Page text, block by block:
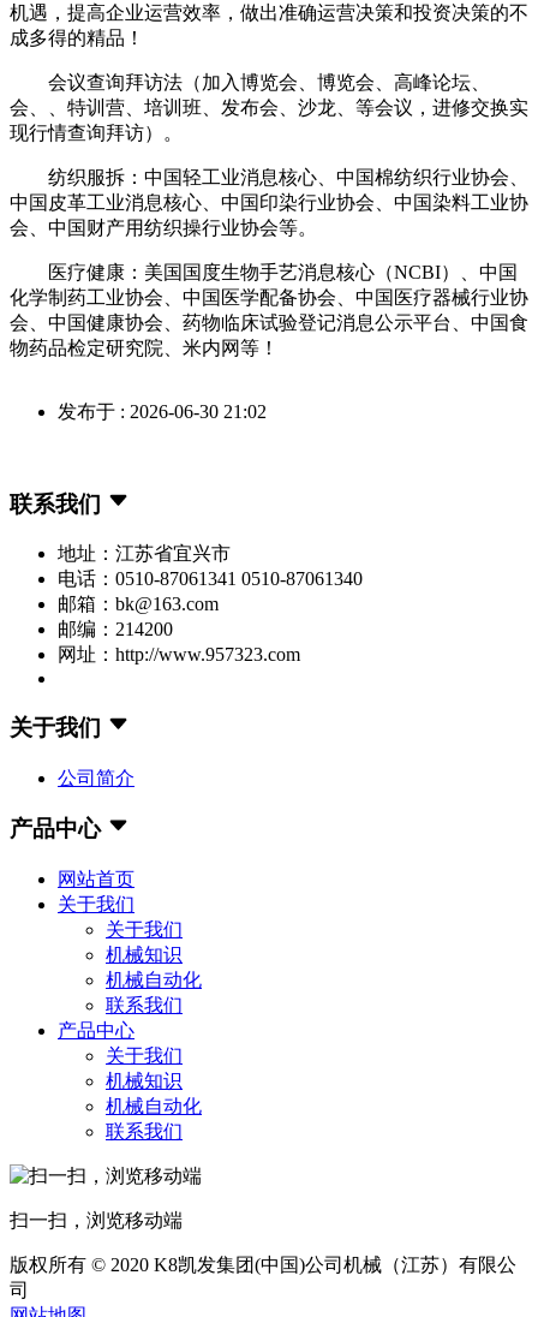
机遇，提高企业运营效率，做出准确运营决策和投资决策的不
成多得的精品！
会议查询拜访法（加入博览会、博览会、高峰论坛、
会、、特训营、培训班、发布会、沙龙、等会议，进修交换实
现行情查询拜访）。
纺织服拆：中国轻工业消息核心、中国棉纺织行业协会、
中国皮革工业消息核心、中国印染行业协会、中国染料工业协
会、中国财产用纺织操行业协会等。
医疗健康：美国国度生物手艺消息核心（NCBI）、中国
化学制药工业协会、中国医学配备协会、中国医疗器械行业协
会、中国健康协会、药物临床试验登记消息公示平台、中国食
物药品检定研究院、米内网等！
发布于 : 2026-06-30 21:02
联系我们
地址：江苏省宜兴市
电话：0510-87061341 0510-87061340
邮箱：bk@163.com
邮编：214200
网址：http://www.957323.com
关于我们
公司简介
产品中心
网站首页
关于我们
关于我们
机械知识
机械自动化
联系我们
产品中心
关于我们
机械知识
机械自动化
联系我们
扫一扫，浏览移动端
版权所有 © 2020 K8凯发集团(中国)公司机械（江苏）有限公
司